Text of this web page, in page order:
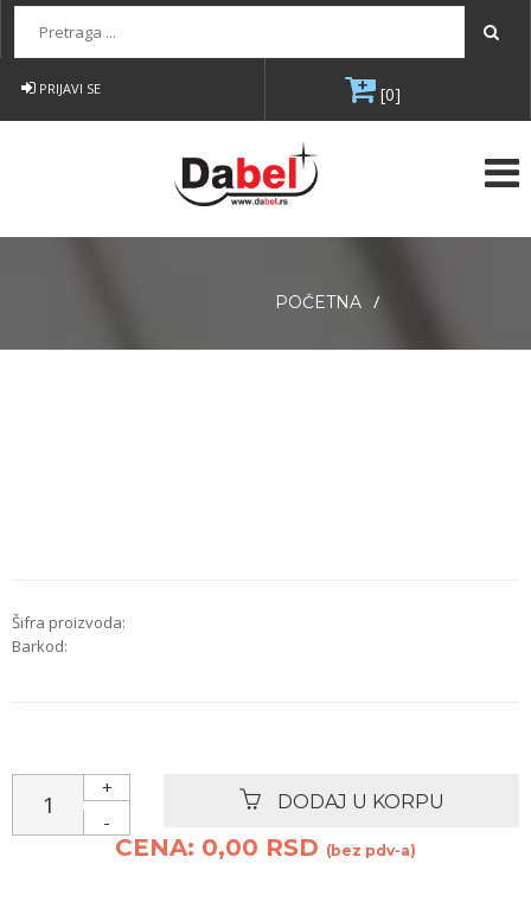
PRIJAVI SE [0]
POČETNA /
Šifra proizvoda:
Barkod:
+
-
DODAJ U KORPU
CENA: 0,00 RSD (bez pdv-a)